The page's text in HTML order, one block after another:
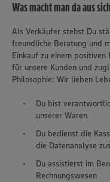
Was macht man da aus
Als Verkäufer stehst Du
freundliche Beratung und
Einkauf zu einem
für unsere Kunden und
Philosophie: Wir lieben
Du bist
unserer Waren
Du bedienst die
die Datenanalyse
Du assistierst im
Rechnungswesen